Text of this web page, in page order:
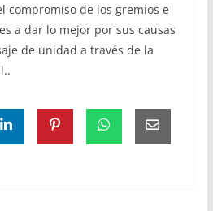
compromiso de los gremios e
a dar lo mejor por sus causas
de unidad a través de la